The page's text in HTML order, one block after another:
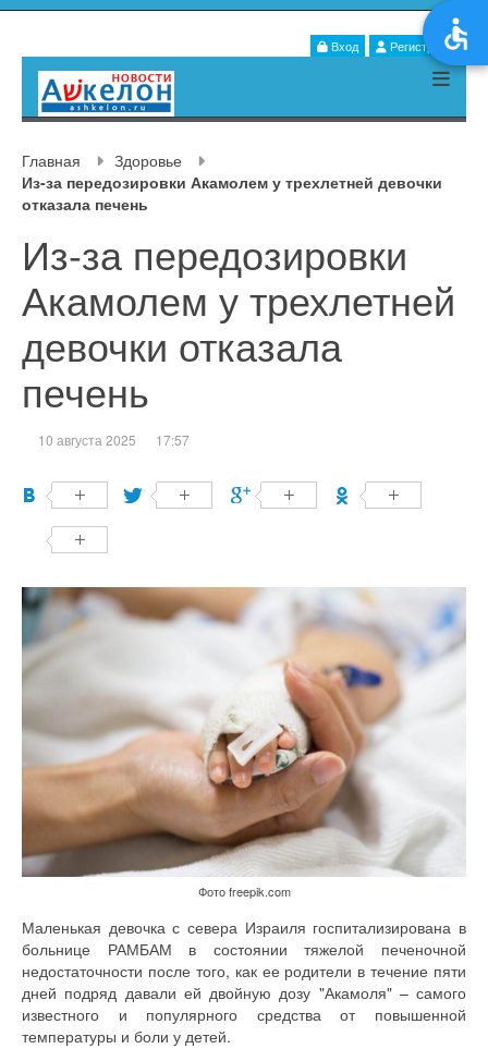
Вход Регистрация
Главная
Здоровье
Из-за передозировки Акамолем у трехлетней девочки
отказала печень
Из-за передозировки
Акамолем у трехлетней
девочки отказала
печень
10 августа 2025 17:57
Фото freepik.com
Маленькая девочка с севера Израиля госпитализирована в
больнице РАМБАМ в состоянии тяжелой печеночной
недостаточности после того, как ее родители в течение пяти
дней подряд давали ей двойную дозу "Акамоля" – самого
известного и популярного средства от повышенной
температуры и боли у детей.